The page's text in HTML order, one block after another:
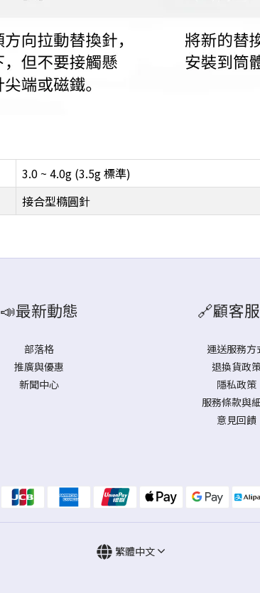
3.0 ~ 4.0g (3.5g 標準)
接合型橢圓針
📣最新動態
部落格
推廣與優惠
新聞中心
🔗顧客
運送服務方
退換貨政
隱私政策
服務條款與
意見回饋
繁體中文